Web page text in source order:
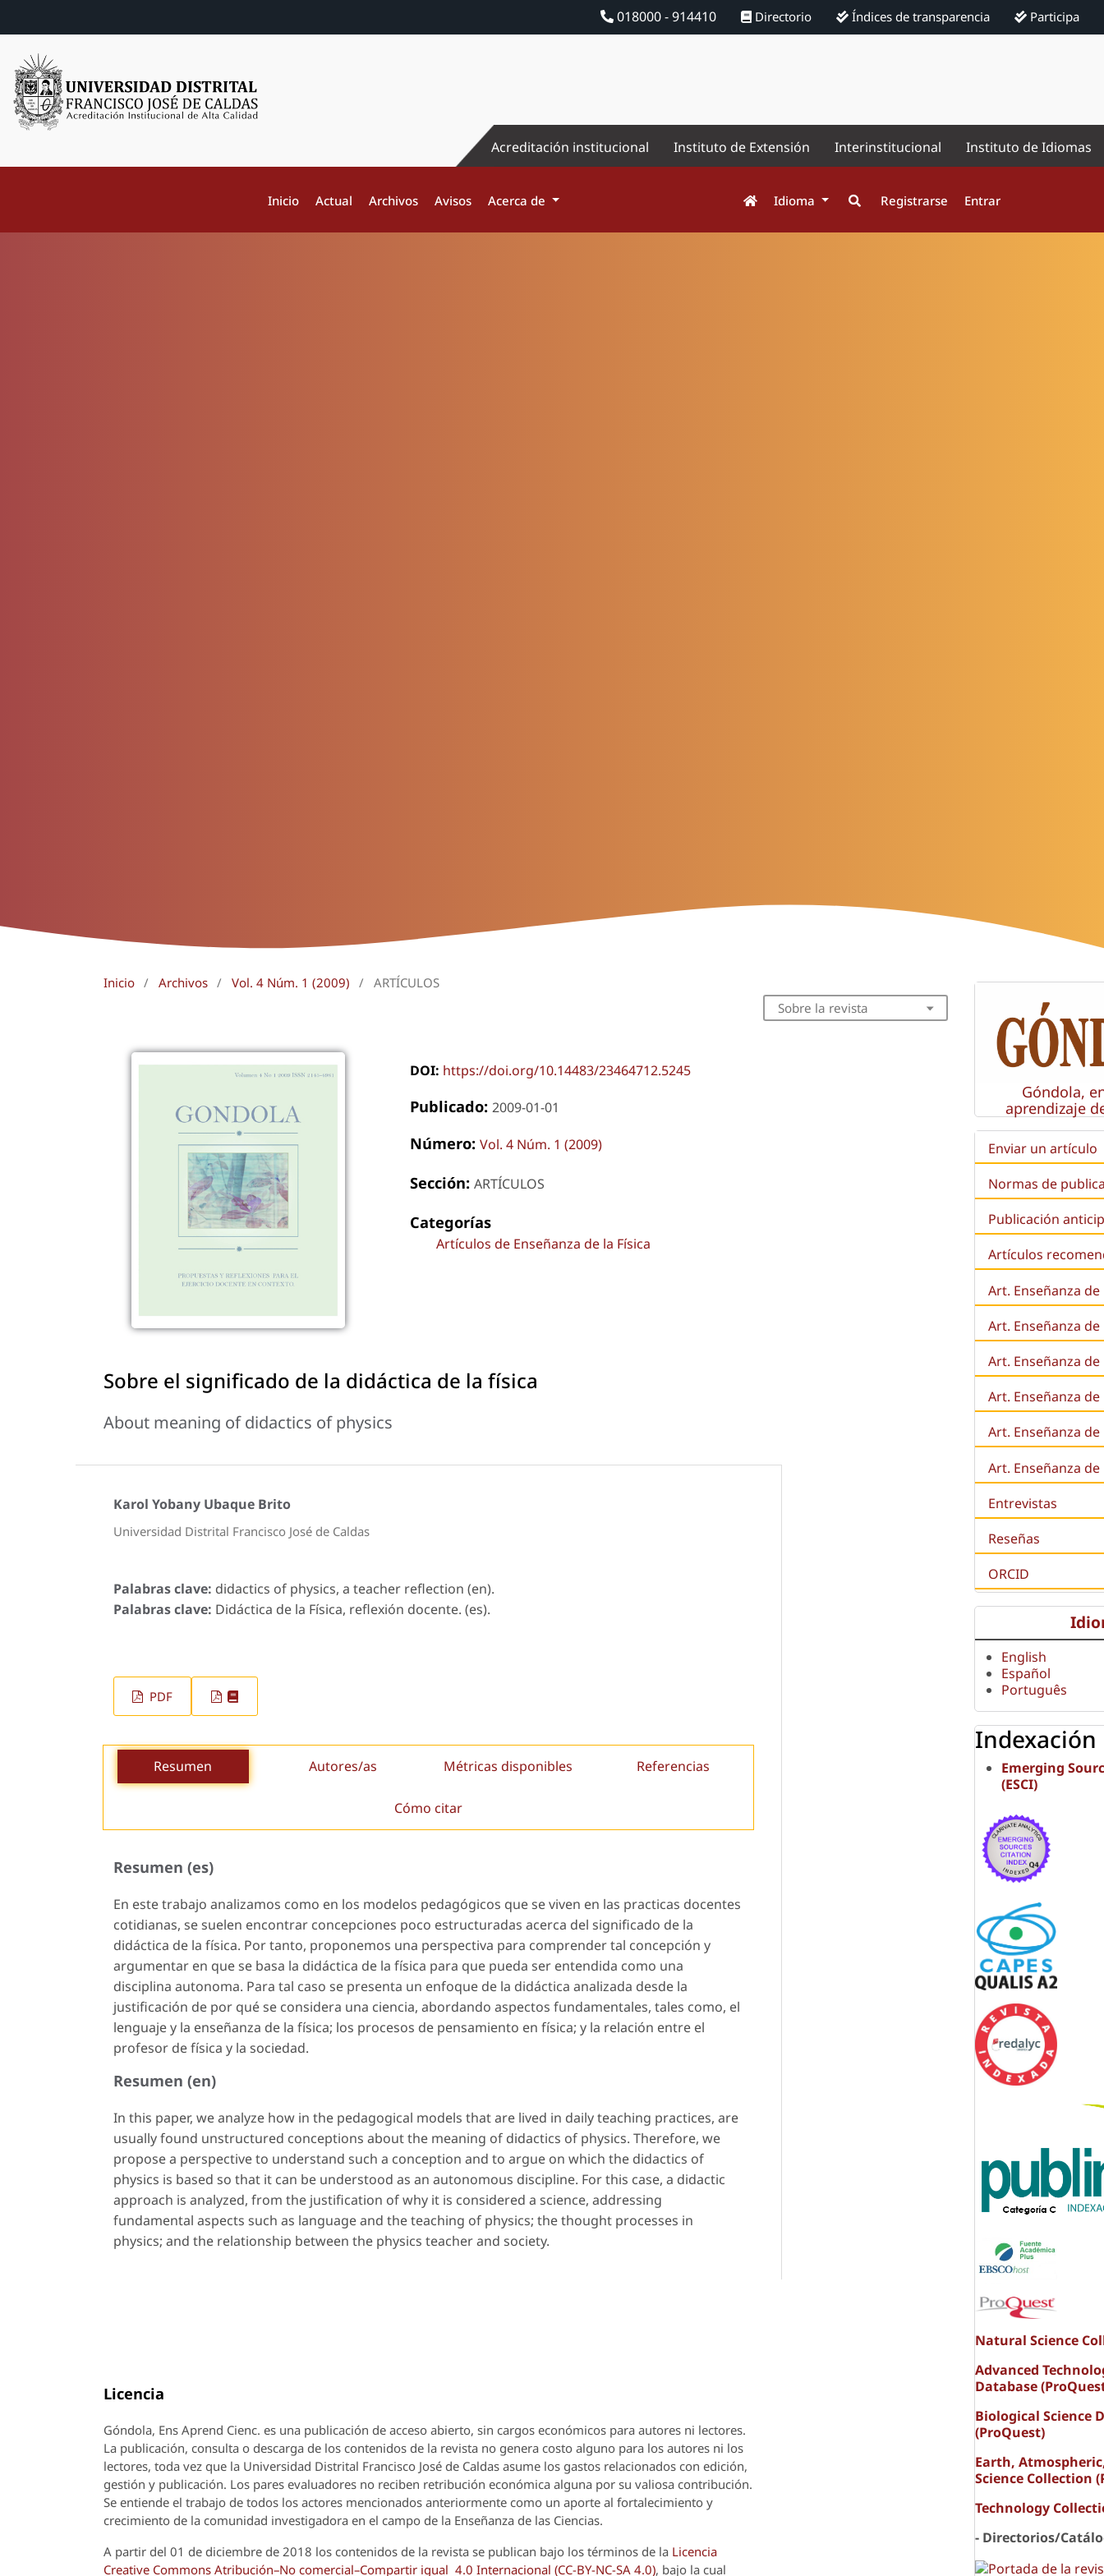
018000 - 914410 Directorio Índices de transparencia Participa
Acreditación institucional Instituto de Extensión Interinstitucional Instituto de Idiomas
Inicio Actual Archivos Avisos Acerca de Idioma Registrarse Entrar
Inicio / Archivos / Vol. 4 Núm. 1 (2009) / ARTÍCULOS
DOI: https://doi.org/10.14483/23464712.5245
Publicado: 2009-01-01
Número: Vol. 4 Núm. 1 (2009)
Sección: ARTÍCULOS
Categorías
Artículos de Enseñanza de la Física
Sobre el significado de la didáctica de la física
About meaning of didactics of physics
Karol Yobany Ubaque Brito
Universidad Distrital Francisco José de Caldas
Palabras clave: didactics of physics, a teacher reflection (en).
Palabras clave: Didáctica de la Física, reflexión docente. (es).
PDF
Resumen Autores/as Métricas disponibles Referencias
Cómo citar
Resumen (es)
En este trabajo analizamos como en los modelos pedagógicos que se viven en las practicas docentes
cotidianas, se suelen encontrar concepciones poco estructuradas acerca del significado de la
didáctica de la física. Por tanto, proponemos una perspectiva para comprender tal concepción y
argumentar en que se basa la didáctica de la física para que pueda ser entendida como una
disciplina autonoma. Para tal caso se presenta un enfoque de la didáctica analizada desde la
justificación de por qué se considera una ciencia, abordando aspectos fundamentales, tales como, el
lenguaje y la enseñanza de la física; los procesos de pensamiento en física; y la relación entre el
profesor de física y la sociedad.
Resumen (en)
In this paper, we analyze how in the pedagogical models that are lived in daily teaching practices, are
usually found unstructured conceptions about the meaning of didactics of physics. Therefore, we
propose a perspective to understand such a conception and to argue on which the didactics of
physics is based so that it can be understood as an autonomous discipline. For this case, a didactic
approach is analyzed, from the justification of why it is considered a science, addressing
fundamental aspects such as language and the teaching of physics; the thought processes in
physics; and the relationship between the physics teacher and society.
Licencia
Góndola, Ens Aprend Cienc. es una publicación de acceso abierto, sin cargos económicos para autores ni lectores.
La publicación, consulta o descarga de los contenidos de la revista no genera costo alguno para los autores ni los
lectores, toda vez que la Universidad Distrital Francisco José de Caldas asume los gastos relacionados con edición,
gestión y publicación. Los pares evaluadores no reciben retribución económica alguna por su valiosa contribución.
Se entiende el trabajo de todos los actores mencionados anteriormente como un aporte al fortalecimiento y
crecimiento de la comunidad investigadora en el campo de la Enseñanza de las Ciencias.
A partir del 01 de diciembre de 2018 los contenidos de la revista se publican bajo los términos de la Licencia
Creative Commons Atribución–No comercial–Compartir igual 4.0 Internacional (CC-BY-NC-SA 4.0), bajo la cual
Sobre la revista
Góndola,
aprendizaje
Enviar un artículo
Normas de
Publicación
Artículos
Art. Enseñanza
Art. Enseñanza
Art. Enseñanza de
Art. Enseñanza de
Art. Enseñanza
Art. Enseñanza
Entrevistas
Reseñas
ORCID
English
Español
Português
Indexación
Emerging
(ESCI)
Natural Science
Advanced
Database
Biological Science
(ProQuest)
Earth,
Science Collection
Technology
- Directorios/